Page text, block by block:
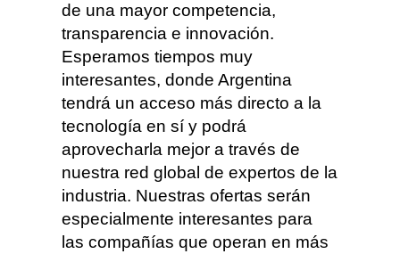
de una mayor competencia,
transparencia e innovación.
Esperamos tiempos muy
interesantes, donde Argentina
tendrá un acceso más directo a la
tecnología en sí y podrá
aprovecharla mejor a través de
nuestra red global de expertos de la
industria. Nuestras ofertas serán
especialmente interesantes para
las compañías que operan en más